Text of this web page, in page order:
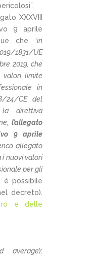
XXXVIII
9 aprile
che ‘in
1831/UE
2019, che
valori limite
in
24/CE del
direttiva
l’allegato
9 aprile
allegato
i nuovi valori
per gli
è possibile
decreto).
e delle
average):